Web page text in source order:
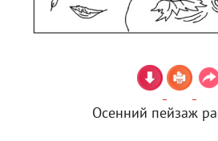
Осенний пейзаж